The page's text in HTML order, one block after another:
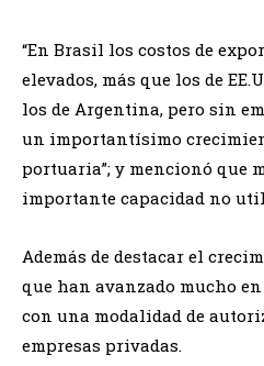
“En Brasil los costos de
elevados, más que los de
los de Argentina, pero sin
un importantísimo
portuaria”; y mencionó que
importante capacidad no
Además de destacar el
que han avanzado mucho
con una modalidad de
empresas privadas.